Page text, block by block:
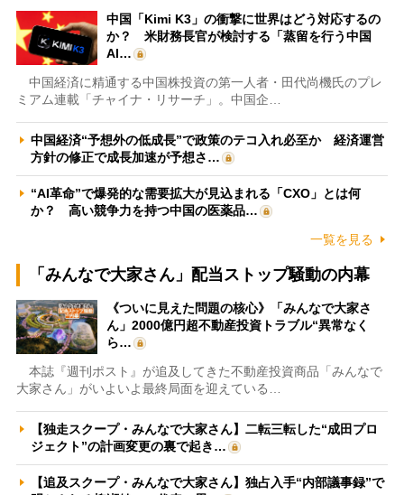
中国「Kimi K3」の衝撃に世界はどう対応するの
か？ 米財務長官が検討する「蒸留を行う中国
AI…
中国経済に精通する中国株投資の第一人者・田代尚機氏のプレ
ミアム連載「チャイナ・リサーチ」。中国企…
中国経済“予想外の低成長”で政策のテコ入れ必至か 経済運営
方針の修正で成長加速が予想さ…
“AI革命”で爆発的な需要拡大が見込まれる「CXO」とは何
か？ 高い競争力を持つ中国の医薬品…
一覧を見る
「みんなで大家さん」配当ストップ騒動の内幕
《ついに見えた問題の核心》「みんなで大家さ
ん」2000億円超不動産投資トラブル“異常なく
ら…
本誌『週刊ポスト』が追及してきた不動産投資商品「みんなで
大家さん」がいよいよ最終局面を迎えている…
【独走スクープ・みんなで大家さん】二転三転した“成田プロ
ジェクト”の計画変更の裏で起き…
【追及スクープ・みんなで大家さん】独占入手“内部議事録”で